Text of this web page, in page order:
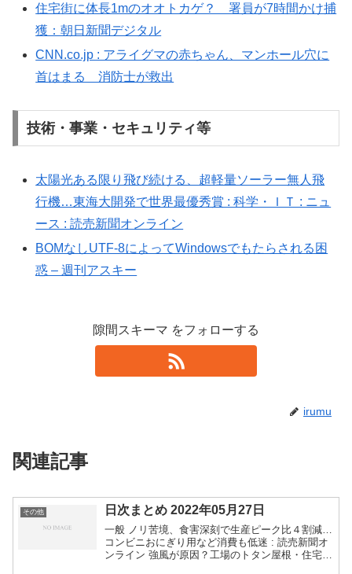
住宅街に体長1mのオオトカゲ？ 署員が7時間かけ捕
獲：朝日新聞デジタル
CNN.co.jp : アライグマの赤ちゃん、マンホール穴に
首はまる 消防士が救出
技術・事業・セキュリティ等
太陽光ある限り飛び続ける、超軽量ソーラー無人飛
行機…東海大開発で世界最優秀賞 : 科学・ＩＴ : ニュ
ース : 読売新聞オンライン
BOMなしUTF-8によってWindowsでもたらされる困
惑 – 週刊アスキー
隙間スキーマ をフォローする
irumu
関連記事
その他 日次まとめ 2022年05月27日
一般 ノリ苦境、食害深刻で生産ピーク比４割減…
コンビニおにぎり用など消費も低迷 : 読売新聞オ
ンライン 強風が原因？工場のトタン屋根・住宅の